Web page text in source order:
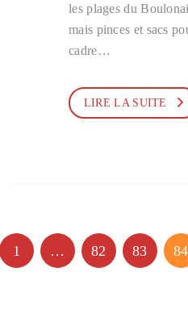
les plages du
mais pinces et sacs
cadre…
LIRE LA SUITE
1 … 82 83 84